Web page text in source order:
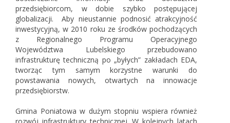
przedsiębiorcom, w dobie szybko postępującej
globalizacji. Aby nieustannie podnosić atrakcyjność
inwestycyjną, w 2010 roku ze środków pochodzących
z Regionalnego Programu Operacyjnego
Województwa Lubelskiego przebudowano
infrastrukturę techniczną po „byłych” zakładach EDA,
tworząc tym samym korzystne warunki do
powstawania nowych, otwartych na innowacje
przedsiębiorstw.
Gmina Poniatowa w dużym stopniu wspiera również